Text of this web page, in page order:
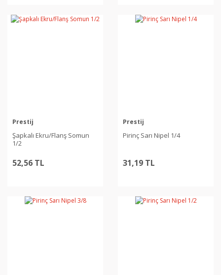
Prestij
Şapkalı Ekru/Flanş Somun
1/2
52,56 TL
Prestij
Pirinç Sarı Nipel 1/4
31,19 TL